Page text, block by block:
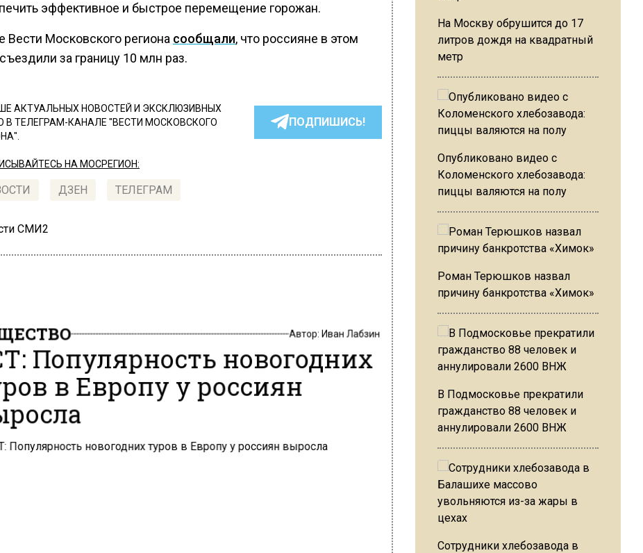
эффективное и быстрое перемещение горожан.
Вести Московского региона сообщали, что россияне в этом
за границу 10 млн раз.
АКТУАЛЬНЫХ НОВОСТЕЙ И ЭКСКЛЮЗИВНЫХ
В ТЕЛЕГРАМ-КАНАЛЕ "ВЕСТИ МОСКОВСКОГО
ПОДПИШИСЬ!
НА МОСРЕГИОН:
ДЗЕН ТЕЛЕГРАМ
СМИ2
Автор:Иван Лабзин
Популярность новогодних
в Европу у россиян
На Москву обрушится до 17
литров дождя на квадратный
метр
Опубликовано видео с
Коломенского хлебозавода:
пиццы валяются на полу
Роман Терюшков назвал
причину банкротства «Химок»
В Подмосковье прекратили
гражданство 88 человек и
аннулировали 2600 ВНЖ
Сотрудники хлебозавода в